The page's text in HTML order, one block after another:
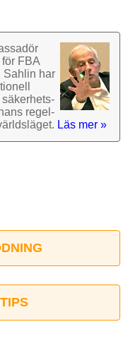
FBA
Sahlin har
säkerhets­
regel­
Läs mer »